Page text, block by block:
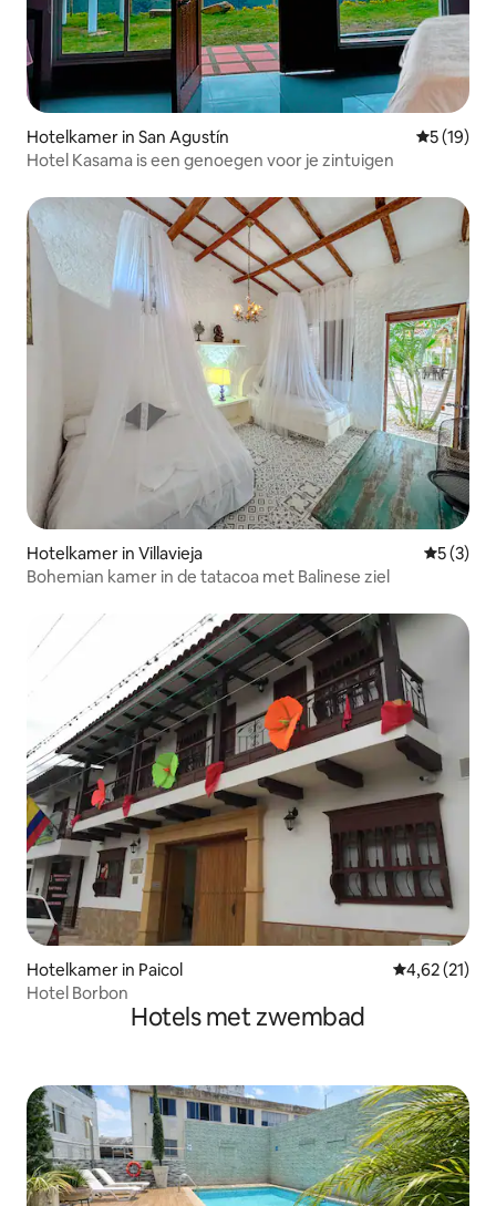
Hotelkamer in San Agustín
5 (19)
Hotel Kasama is een genoegen voor je zintuigen
Hotelkamer in Villavieja
5 (3)
Bohemian kamer in de tatacoa met Balinese ziel
Hotelkamer in Paicol Gemiddelde
4,62 (21)
Hotel Borbon
Hotels met zwembad